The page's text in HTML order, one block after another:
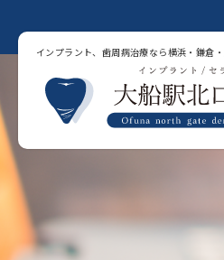
インプラント、歯周病治療なら横浜・鎌倉